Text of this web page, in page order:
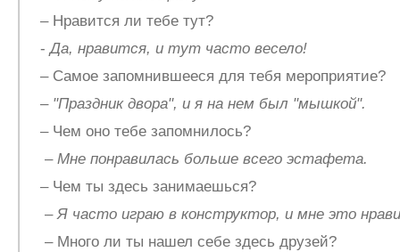
– Нравится ли тебе тут?
-Да, нравится, и тут часто весело!
– Самое запомнившееся для тебя мероприятие?
– "Праздник двора", и я на нем был "мышкой".
– Чем оно тебе запомнилось?
– Мне понравилась больше всего эстафета.
– Чем ты здесь занимаешься?
–Я часто играю в конструктор, и мне это
– Много ли ты нашел себе здесь друзей?